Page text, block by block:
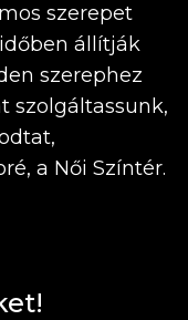
szerepet
állítják
szerephez
szolgáltassunk,
a Női Színtér.